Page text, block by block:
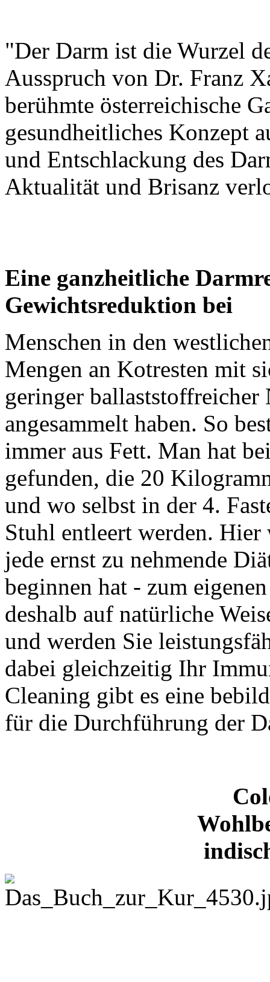
"Der Darm ist die Wurzel
Ausspruch von Dr. Franz
berühmte österreichische
gesundheitliches Konzept
und Entschlackung des
Aktualität und Brisanz
Eine ganzheitliche
Gewichtsreduktion bei
Menschen in den
Mengen an Kotresten mit
geringer ballaststoffreicher
angesammelt haben. So
immer aus Fett. Man hat
gefunden, die 20
und wo selbst in der 4.
Stuhl entleert werden.
jede ernst zu nehmende
beginnen hat - zum
deshalb auf natürliche
und werden Sie
dabei gleichzeitig Ihr
Cleaning gibt es eine
für die Durchführung der